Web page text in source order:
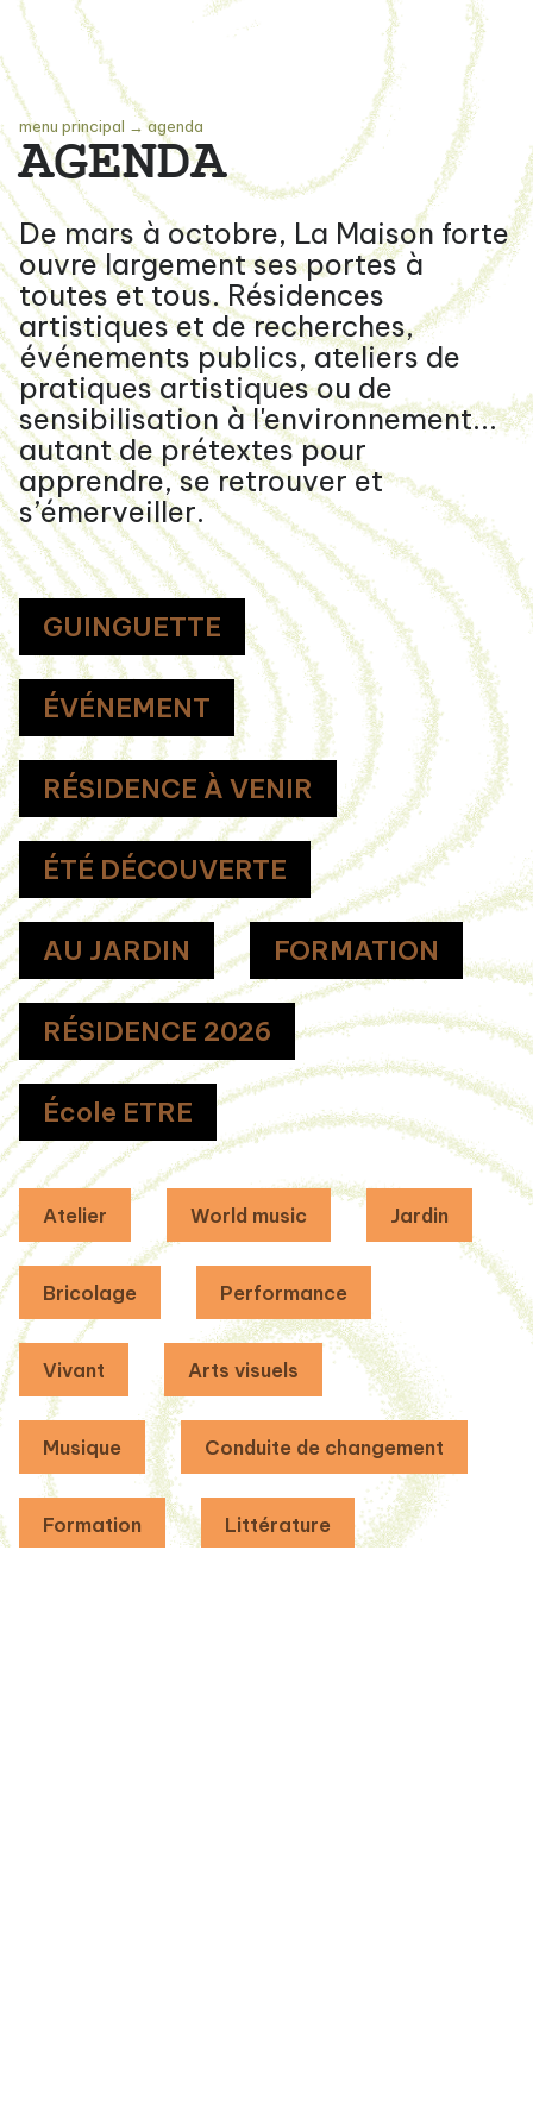
menu principal →agenda
AGENDA
De mars à octobre, La Maison forte
ouvre largement ses portes à
toutes et tous. Résidences
artistiques et de recherches,
événements publics, ateliers de
pratiques artistiques ou de
sensibilisation à l'environnement...
autant de prétextes pour
apprendre, se retrouver et
s’émerveiller.
GUINGUETTE
ÉVÉNEMENT
RÉSIDENCE À VENIR
ÉTÉ DÉCOUVERTE
AU JARDIN FORMATION
RÉSIDENCE 2026
École ETRE
Atelier World music Jardin
Bricolage Performance
Vivant Arts visuels
Musique Conduite de changement
Formation Littérature